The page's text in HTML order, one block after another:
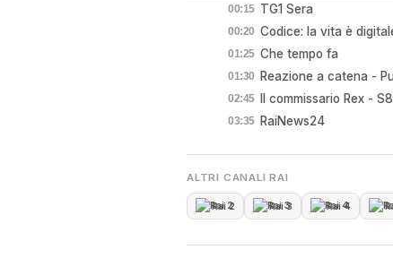
00:15 TG1 Sera
00:20 Codice: la vita è
01:25 Che tempo fa
01:30 Reazione a catena -
02:45 Il commissario Rex -
03:35 RaiNews24
ALTRI CANALI RAI
Rai 2 Rai 3 Rai 4